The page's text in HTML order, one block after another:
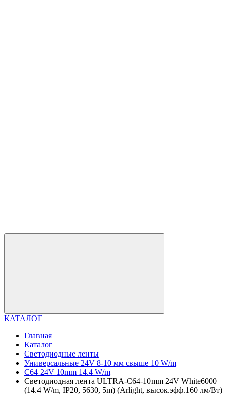
КАТАЛОГ
Главная
Каталог
Светодиодные ленты
Универсальные 24V 8-10 мм свыше 10 W/m
C64 24V 10mm 14.4 W/m
Светодиодная лента ULTRA-C64-10mm 24V White6000
(14.4 W/m, IP20, 5630, 5m) (Arlight, высок.эфф.160 лм/Вт)